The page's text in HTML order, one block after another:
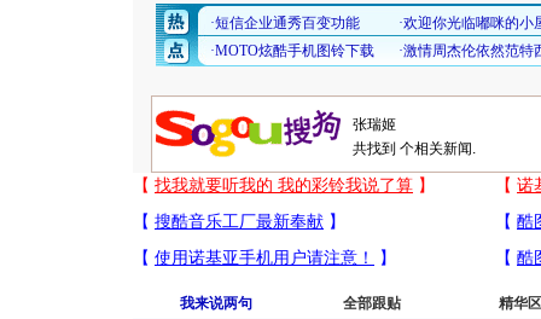
共找到 个相关新闻.
我来说两句 全部跟贴 精华区